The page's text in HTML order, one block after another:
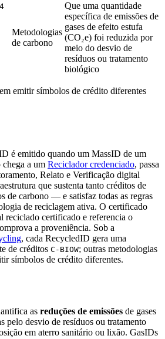
Metodologias
de carbono
Que uma quantidade
específica de emissões de
gases de efeito estufa
(CO₂e) foi reduzida por
meio do desvio de
resíduos ou tratamento
biológico
emitir símbolos de crédito diferentes
é emitido quando um MassID de um
a um Reciclador credenciado, passa
Relato e Verificação digital
que sustenta tanto créditos de
de carbono — e satisfaz todas as regras
de reciclagem ativa. O certificado
reciclado certificado e referencia o
a proveniência. Sob a
, cada RecycledID gera uma
de créditos C-BIOW; outras metodologias
símbolos de crédito diferentes.
as reduções de emissões de gases
pelo desvio de resíduos ou tratamento
em aterro sanitário ou lixão. GasIDs